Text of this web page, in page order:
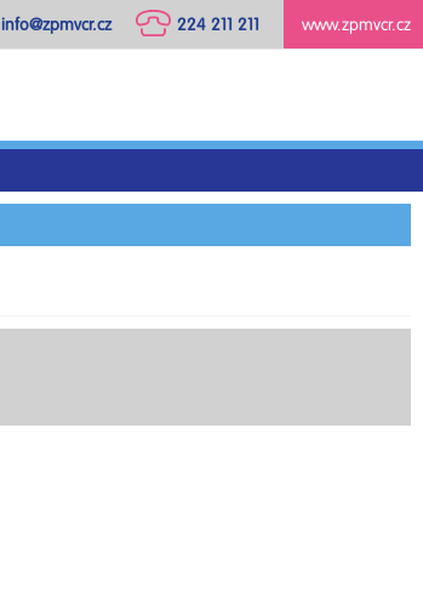
www.zpmvcr.cz
224 211 211
info@zpmvcr.cz